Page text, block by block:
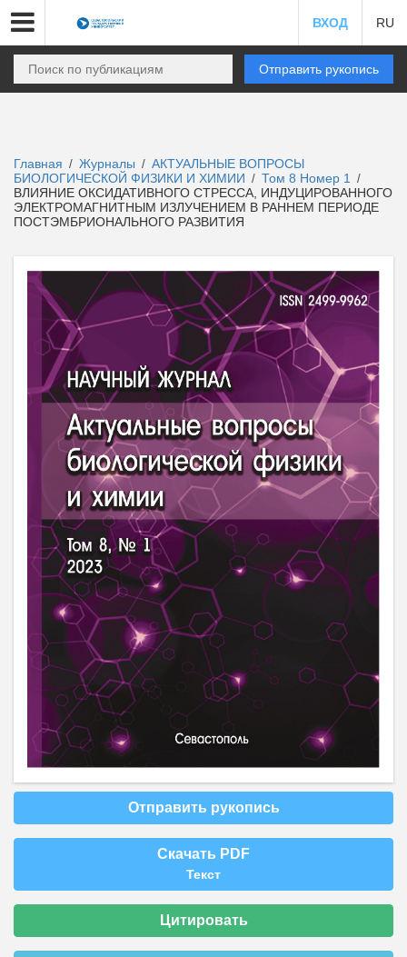
ВХОД RU
Отправить рукопись
Главная / Журналы / АКТУАЛЬНЫЕ ВОПРОСЫ
БИОЛОГИЧЕСКОЙ ФИЗИКИ И ХИМИИ / Том 8 Номер 1 /
ВЛИЯНИЕ ОКСИДАТИВНОГО СТРЕССА, ИНДУЦИРОВАННОГО
ЭЛЕКТРОМАГНИТНЫМ ИЗЛУЧЕНИЕМ В РАННЕМ ПЕРИОДЕ
ПОСТЭМБРИОНАЛЬНОГО РАЗВИТИЯ
Отправить рукопись
Скачать PDF
Текст
Цитировать